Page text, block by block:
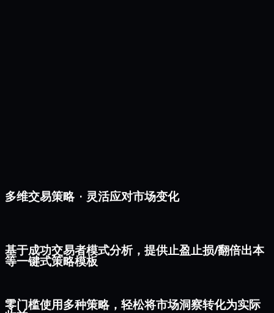
多维交易策略 · 灵活应对市场变化
基于成功交易者模式分析，提供止盈止损/翻倍出本
等一键式策略模板
零门槛使用多种策略，轻松将市场洞察转化为实际